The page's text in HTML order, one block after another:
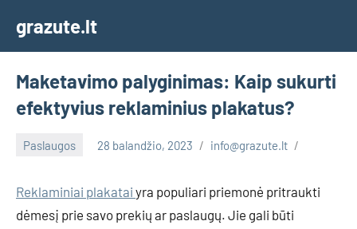
content
grazute.lt
Maketavimo palyginimas: Kaip sukurti
efektyvius reklaminius plakatus?
Paslaugos 28 balandžio, 2023 info@grazute.lt
Reklaminiai plakatai yra populiari priemonė pritraukti
dėmesį prie savo prekių ar paslaugų. Jie gali būti